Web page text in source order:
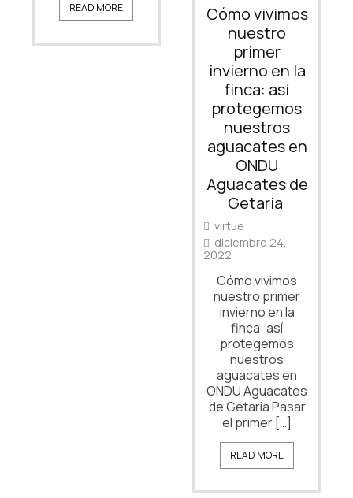
READ MORE
Cómo vivimos
nuestro
primer
invierno en la
finca: así
protegemos
nuestros
aguacates en
ONDU
Aguacates de
Getaria
virtue
diciembre 24,
2022
Cómo vivimos
nuestro primer
invierno en la
finca: así
protegemos
nuestros
aguacates en
ONDU Aguacates
de Getaria Pasar
el primer […]
READ MORE